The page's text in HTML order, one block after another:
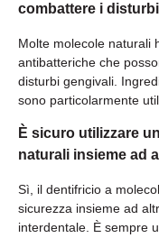
combattere i
Molte molecole naturali
antibatteriche che
disturbi gengivali.
sono particolarmente
È sicuro utilizzare
naturali insieme ad
Sì, il dentifricio a
sicurezza insieme ad
interdentale. È sempre